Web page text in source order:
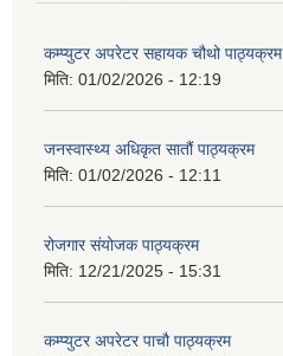
कम्प्युटर अपरेटर सहायक चौथो पाठ्यक्रम
मिति: 01/02/2026 - 12:19
जनस्वास्थ्य अधिकृत सातौं पाठ्यक्रम
मिति: 01/02/2026 - 12:11
रोजगार संयोजक पाठ्यक्रम
मिति: 12/21/2025 - 15:31
कम्प्युटर अपरेटर पाचौ पाठ्यक्रम